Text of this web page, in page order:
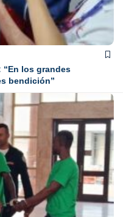
los grandes
bendición”